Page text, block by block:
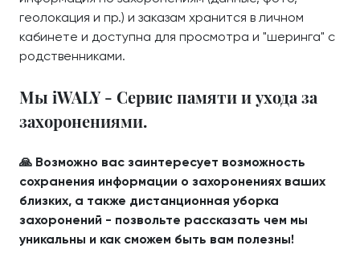
геолокация и пр.) и заказам хранится в личном
кабинете и доступна для просмотра и "шеринга" с
родственниками.
Мы iWALY - Сервис памяти и ухода за
захоронениями.
🙏 Возможно вас заинтересует возможность
сохранения информации о захоронениях ваших
близких, а также дистанционная уборка
захоронений - позвольте рассказать чем мы
уникальны и как сможем быть вам полезны!